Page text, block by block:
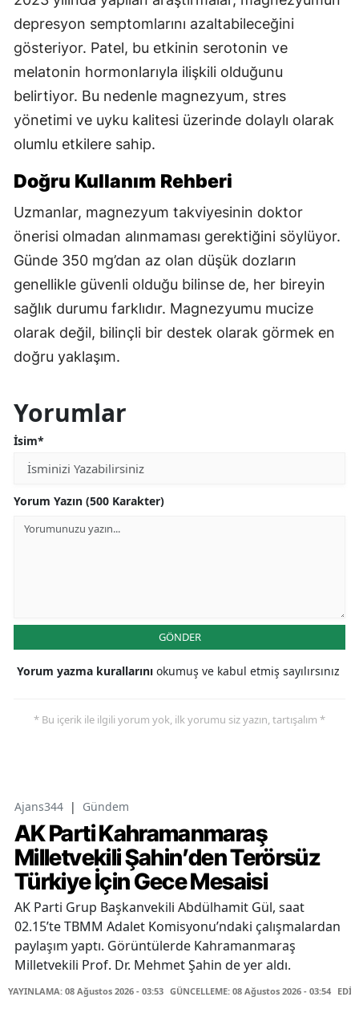
depresyon semptomlarını azaltabileceğini
gösteriyor. Patel, bu etkinin serotonin ve
melatonin hormonlarıyla ilişkili olduğunu
belirtiyor. Bu nedenle magnezyum, stres
yönetimi ve uyku kalitesi üzerinde dolaylı olarak
olumlu etkilere sahip.
Doğru Kullanım Rehberi
Uzmanlar, magnezyum takviyesinin doktor
önerisi olmadan alınmaması gerektiğini söylüyor.
Günde 350 mg’dan az olan düşük dozların
genellikle güvenli olduğu bilinse de, her bireyin
sağlık durumu farklıdır. Magnezyumu mucize
olarak değil, bilinçli bir destek olarak görmek en
doğru yaklaşım.
Yorumlar
İsim*
Yorum Yazın (500 Karakter)
GÖNDER
Yorum yazma kurallarını okumuş ve kabul etmiş sayılırsınız
* Bu içerik ile ilgili yorum yok, ilk yorumu siz yazın, tartışalım *
Ajans344 | Gündem
AK Parti Kahramanmaraş
Milletvekili Şahin’den Terörsüz
Türkiye İçin Gece Mesaisi
AK Parti Grup Başkanvekili Abdülhamit Gül, saat
02.15’te TBMM Adalet Komisyonu’ndaki çalışmalardan
paylaşım yaptı. Görüntülerde Kahramanmaraş
Milletvekili Prof. Dr. Mehmet Şahin de yer aldı.
YAYINLAMA: 08 Ağustos 2026 - 03:53 GÜNCELLEME: 08 Ağustos 2026 - 03:54